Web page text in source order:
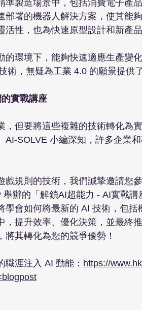
準製造場景中，包括消費電子產
署的機器人解決方案，使其能
性，也為快速原型設計和新產
的環境下，能夠快速適應生產變
術，無疑為工業 4.0 的願景提供
實戰講座
，但要將這些複雜的技術轉化為
AI-SOLVE 小編深知，許多企業
戲規則的技術，我們誠摯邀請您
舉辦的「解鎖AI超能力 - AI實戰
學會如何將最新的 AI 技術，包
，提升效率、優化決策，並最終
其轉化為您的競爭優勢！
涯注入 AI 動能： https://